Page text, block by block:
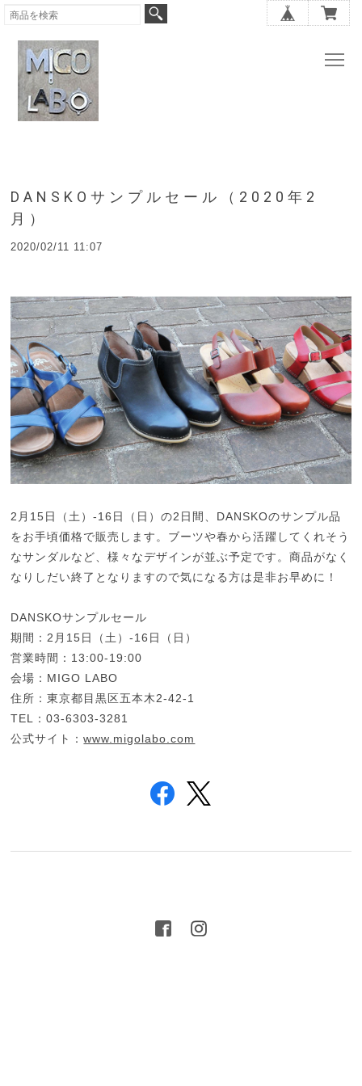
DANSKOサンプルセール（2020年2
月）
2020/02/11 11:07
2月15日（土）-16日（日）の2日間、DANSKOのサンプル品
をお手頃価格で販売します。ブーツや春から活躍してくれそう
なサンダルなど、様々なデザインが並ぶ予定です。商品がなく
なりしだい終了となりますので気になる方は是非お早めに！
DANSKOサンプルセール
期間：2月15日（土）-16日（日）
営業時間：13:00-19:00
会場：MIGO LABO
住所：東京都目黒区五本木2-42-1
TEL：03-6303-3281
公式サイト：www.migolabo.com